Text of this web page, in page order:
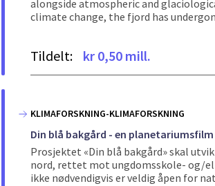
alongside atmospheric and
climate change, the fjord has
Tildelt: kr 0,50 mill.
KLIMAFORSKNING-KLIMAFORSKNING
Din blå bakgård - en
Prosjektet «Din blå bakgård» skal
nord, rettet mot ungdomsskole- og/
ikke nødvendigvis er veldig åpen for